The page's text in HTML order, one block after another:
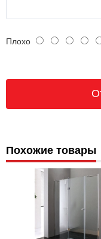
Плохо
Похожие товары